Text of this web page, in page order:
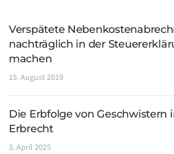
Verspätete
nachträglich in der
machen
15. August 2019
Die Erbfolge von Geschwistern
Erbrecht
3. April 2025